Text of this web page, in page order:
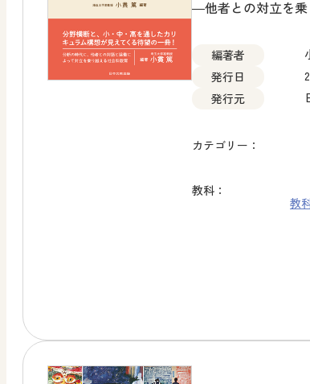
―他者との対立を
編著者
発行日
発行元
カテゴリー：
教科：
教